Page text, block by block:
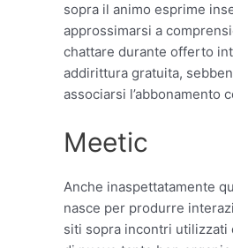
sopra il animo esprime
approssimarsi a
chattare durante offerto
addirittura gratuita,
associarsi l’abbonamento
Meetic
Anche inaspettatamente
nasce per produrre
siti sopra incontri utilizzati